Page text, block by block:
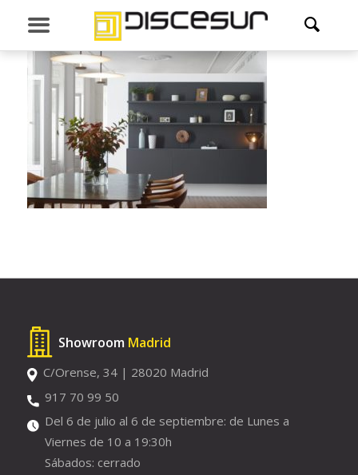
Showroom Madrid
C/Orense, 34 | 28020 Madrid
917 70 99 50
Del 6 de julio al 6 de septiembre: de Lunes a
Viernes de 10 a 19:30h
Sábados: cerrado